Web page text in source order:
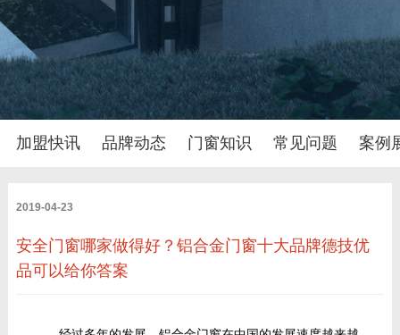
加盟快讯 品牌动态 门窗知识 常见问题 案例
2019-04-23
安全门窗哪家做得好？铝合金门窗十大品牌德技优
品可以给你答案